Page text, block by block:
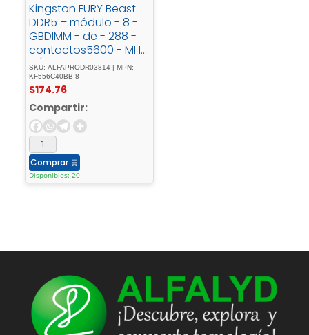
Kingston FURY Beast –
DDR5 – módulo - 8 -
GBDIMM - de - 288 -
contactos5600 - MHz
- / - PC5-
44800CL401.25 - Vsin -
búferon-die - ECC
SKU: ALFAPRODR03814 | MPN:
KF556C40BB-8
$174.76
Compartir:
Comprar 🛒
Disponibles: 20